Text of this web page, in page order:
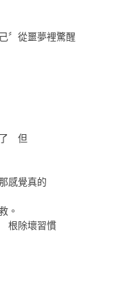
〞從噩夢裡驚醒
了 但
感覺真的
。
根除壞習慣